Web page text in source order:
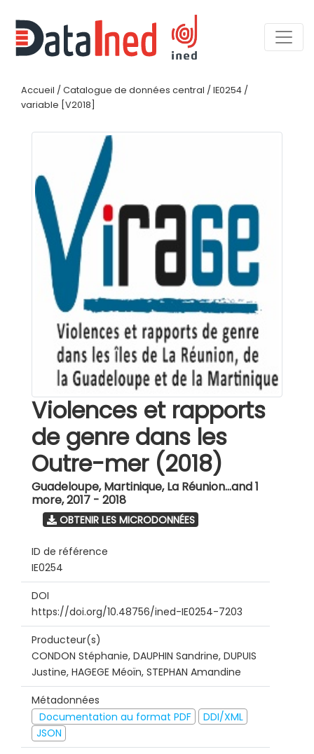
Accueil / Catalogue de données central / IE0254 /
variable [V2018]
Violences et rapports
de genre dans les
Outre-mer (2018)
Guadeloupe, Martinique, La Réunion...and 1
more,2017 - 2018
OBTENIR LES MICRODONNÉES
ID de référence
IE0254
DOI
https://doi.org/10.48756/ined-IE0254-7203
Producteur(s)
CONDON Stéphanie, DAUPHIN Sandrine, DUPUIS
Justine, HAGEGE Méoïn, STEPHAN Amandine
Métadonnées
Documentation au format PDF
DDI/XML
JSON